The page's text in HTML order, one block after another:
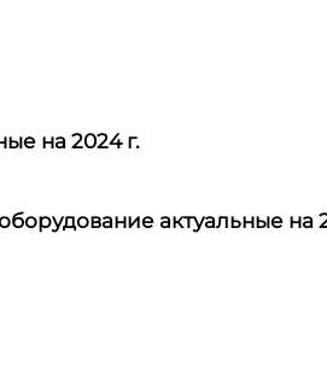
на 2024 г.
актуальные на